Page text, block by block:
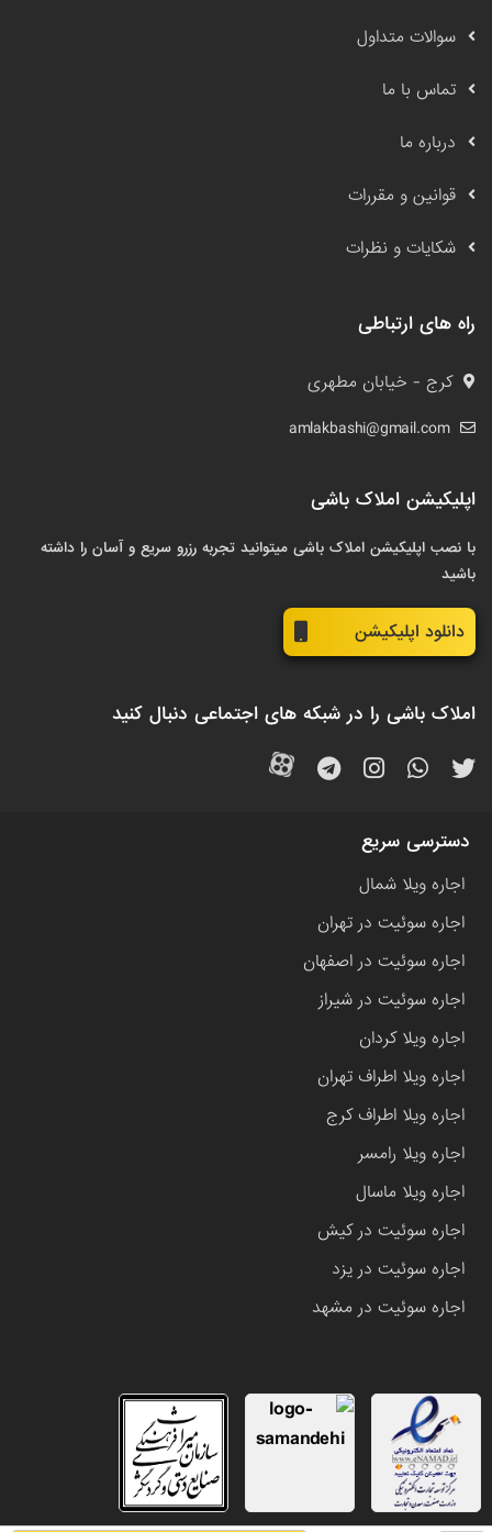
سوالات متداول
تماس با ما
درباره ما
قوانین و مقررات
شکایات و نظرات
راه های ارتباطی
کرج - خیابان مطهری
amlakbashi@gmail.com
اپلیکیشن املاک باشی
با نصب اپلیکیشن املاک باشی میتوانید تجربه رزرو سریع و آسان را داشته
باشید
دانلود اپلیکیشن
املاک باشی را در شبکه های اجتماعی دنبال کنید
دسترسی سریع
اجاره ویلا شمال
اجاره سوئیت در تهران
اجاره سوئیت در اصفهان
اجاره سوئیت در شیراز
اجاره ویلا کردان
اجاره ویلا اطراف تهران
اجاره ویلا اطراف کرج
اجاره ویلا رامسر
اجاره ویلا ماسال
اجاره سوئیت در کیش
اجاره سوئیت در یزد
اجاره سوئیت در مشهد